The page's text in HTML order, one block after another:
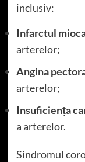
inclusiv:
Infarctul
arterelor;
Angina
arterelor;
Insuficiența
a arterelor.
Sindromul